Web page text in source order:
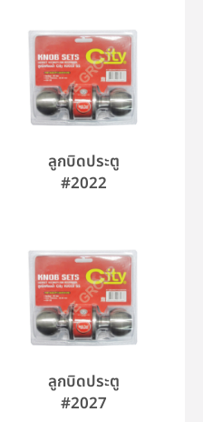
ลูกบิดประตู
#2022
ลูกบิดประตู
#2027